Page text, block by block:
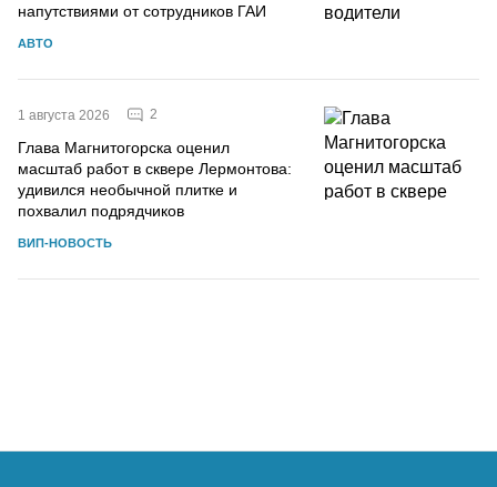
напутствиями от сотрудников ГАИ
АВТО
1 августа 2026 2
Глава Магнитогорска оценил
масштаб работ в сквере Лермонтова:
удивился необычной плитке и
похвалил подрядчиков
ВИП-НОВОСТЬ